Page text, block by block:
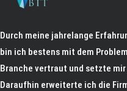
Durch meine jahrelange
bin ich bestens mit dem
Branche vertraut und setzte
Daraufhin erweiterte ich die